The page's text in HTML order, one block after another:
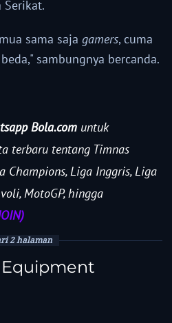
Serikat.
sama saja gamers, cuma
sambungnya bercanda.
Bola.com untuk
terbaru tentang Timnas
Champions, Liga Inggris, Liga
MotoGP, hingga
2 halaman